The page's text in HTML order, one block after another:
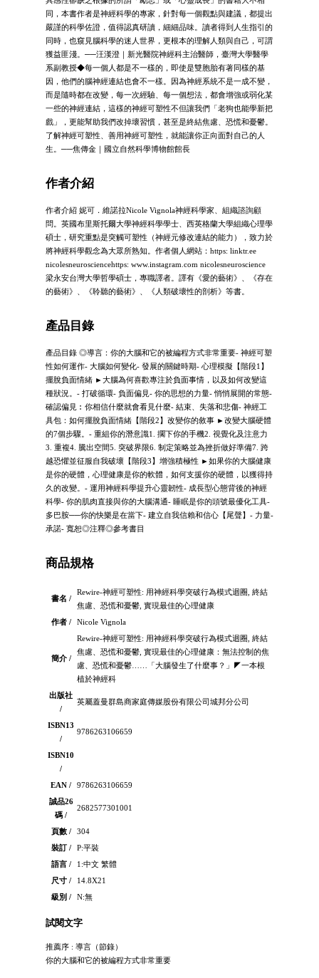
同，本書作者是神經科學的專家，針對每一個觀點與建議，都提出
嚴謹的科學佐證，值得認真研讀，細細品味。讀者得到人生指引的
同時，也窺見腦科學的迷人世界，更根本的理解人類與自己，可謂
獲益匪淺。──汪漢澄｜新光醫院神經科主治醫師，臺灣大學醫學
系副教授◆每一個人都是不一樣的，即使是雙胞胎有著同樣的基
因，他們的腦神經連結也會不一樣。因為神經系統不是一成不變，
而是隨時都在改變，每一次經驗、每一個想法，都會增強或弱化某
一些的神經連結，這樣的神經可塑性不但讓我們「老狗也能學新把
戲」，更能幫助我們改掉壞習慣，甚至是終結焦慮、恐慌和憂鬱。
了解神經可塑性、善用神經可塑性，就能讓你正向面對自己的人
生。──焦傳金｜國立自然科學博物館館長
作者介紹
作者介紹 妮可．維諾拉Nicole Vignola神經科學家、組織諮詢顧
問。英國布里斯托爾大學神經科學學士、西英格蘭大學組織心理學
碩士，研究重點是突觸可塑性（神經元修改連結的能力），致力於
將神經科學觀念為大眾所熟知。作者個人網站：https: linktr.ee
nicolesneurosciencehttps: www.instagram.com nicolesneuroscience
梁永安台灣大學哲學碩士，專職譯者。譯有《愛的藝術》、《存在
的藝術》、《聆聽的藝術》、《人類破壞性的剖析》等書。
產品目錄
產品目錄 ◎導言：你的大腦和它的被編程方式非常重要- 神經可塑
性如何運作- 大腦如何變化- 發展的關鍵時期- 心理模擬【階段1】
擺脫負面情緒 ►大腦為何喜歡專注於負面事情，以及如何改變這
種狀況。- 打破循環- 負面偏見- 你的思想的力量- 悄悄展開的常態-
確認偏見︰你相信什麼就會看見什麼- 結束、失落和悲傷- 神經工
具包：如何擺脫負面情緒【階段2】改變你的敘事 ►改變大腦硬體
的7個步驟。- 重組你的潛意識1. 擱下你的手機2. 視覺化及注意力
3. 重複4. 騰出空間5. 突破界限6. 制定策略並為挫折做好準備7. 跨
越恐懼並征服自我破壞【階段3】增強積極性 ►如果你的大腦健康
是你的硬體，心理健康是你的軟體，如何支援你的硬體，以獲得持
久的改變。- 運用神經科學提升心靈韌性- 成長型心態背後的神經
科學- 你的肌肉直接與你的大腦溝通- 睡眠是你的頭號最優化工具-
多巴胺──你的快樂是在當下- 建立自我信賴和信心【尾聲】- 力量-
承諾- 寬恕◎注釋◎參考書目
商品規格
書名 /
Rewire-神經可塑性: 用神經科學突破行為模式迴圈, 終結
焦慮、恐慌和憂鬱, 實現最佳的心理健康
作者 /
Nicole Vignola
簡介 /
Rewire-神經可塑性: 用神經科學突破行為模式迴圈, 終結
焦慮、恐慌和憂鬱, 實現最佳的心理健康：無法控制的焦
慮、恐慌和憂鬱……「大腦發生了什麼事？」◤一本根
植於神經科
出版社
/
英屬蓋曼群島商家庭傳媒股份有限公司城邦分公司
ISBN13
/
9786263106659
ISBN10
/
EAN /
9786263106659
誠品26
碼 /
2682577301001
頁數 /
304
裝訂 /
P:平裝
語言 /
1:中文 繁體
尺寸 /
14.8X21
級別 /
N:無
試閱文字
推薦序 : 導言（節錄）
你的大腦和它的被編程方式非常重要